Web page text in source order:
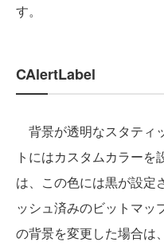
す。
CAlertLabel
背景が透明なスタティ
トにはカスタムカラー
は、この色には黒が設定
ッシュ済みのビットマッ
の背景を変更した場合は、